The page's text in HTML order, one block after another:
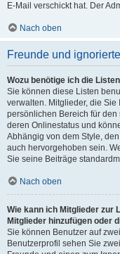
E-Mail verschickt hat. Der
Nach oben
Freunde und
Wozu benötige ich die
Sie können diese Listen
verwalten. Mitglieder, die
persönlichen Bereich für
deren Onlinestatus und
Abhängig von dem Style,
auch hervorgehoben sein.
Sie seine Beiträge
Nach oben
Wie kann ich Mitglieder zur
Mitglieder hinzufügen oder
Sie können Benutzer auf
Benutzerprofil sehen Sie